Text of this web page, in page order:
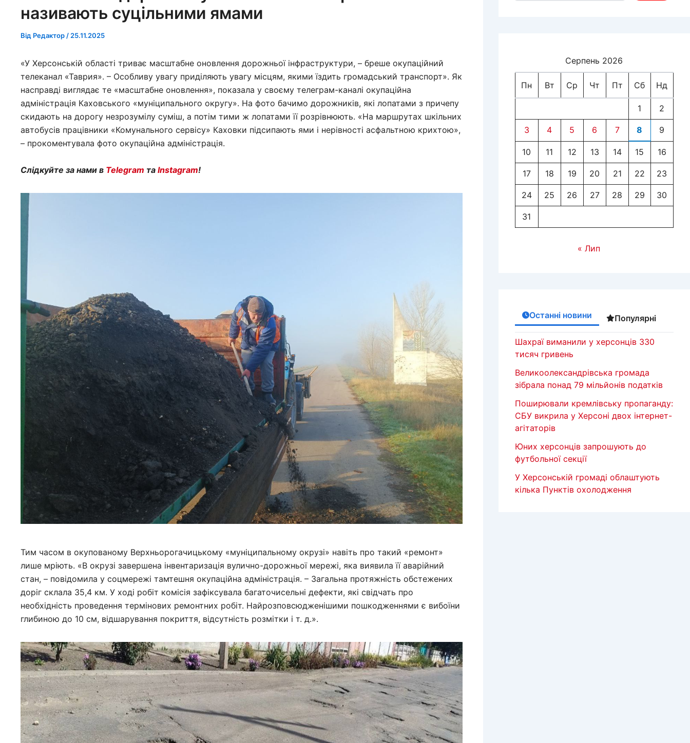
називають суцільними ямами
Від Редактор / 25.11.2025
«У Херсонській області триває масштабне оновлення дорожньої інфраструктури, – бреше окупаційний
телеканал «Таврия». – Особливу увагу приділяють увагу місцям, якими їздить громадський транспорт». Як
насправді виглядає те «масштабне оновлення», показала у своєму телеграм-каналі окупаційна
адміністрація Каховського «муніципального округу». На фото бачимо дорожників, які лопатами з причепу
скидають на дорогу незрозумілу суміш, а потім тими ж лопатами її розрівнюють. «На маршрутах шкільних
автобусів працівники «Комунального сервісу» Каховки підсипають ями і нерівності асфальтною крихтою»,
– прокоментувала фото окупаційна адміністрація.
Слідкуйте за нами в Telegram та Instagram!
Тим часом в окупованому Верхньорогачицькому «муніципальному окрузі» навіть про такий «ремонт»
лише мріють. «В окрузі завершена інвентаризація вулично-дорожньої мережі, яка виявила її аварійний
стан, – повідомила у соцмережі тамтешня окупаційна адміністрація. – Загальна протяжність обстежених
доріг склала 35,4 км. У ході робіт комісія зафіксувала багаточисельні дефекти, які свідчать про
необхідність проведення термінових ремонтних робіт. Найрозповсюдженішими пошкодженнями є вибоїни
глибиною до 10 см, відшарування покриття, відсутність розмітки і т. д.».
Серпень 2026
Пн Вт Ср Чт Пт Сб Нд
1 2
3 4 5 6 7 8 9
10 11 12 13 14 15 16
17 18 19 20 21 22 23
24 25 26 27 28 29 30
31
« Лип
Останні новини Популярні
Шахраї виманили у херсонців 330
тисяч гривень
Великоолександрівська громада
зібрала понад 79 мільйонів податків
Поширювали кремлівську пропаганду:
СБУ викрила у Херсоні двох інтернет-
агітаторів
Юних херсонців запрошують до
футбольної секції
У Херсонській громаді облаштують
кілька Пунктів охолодження